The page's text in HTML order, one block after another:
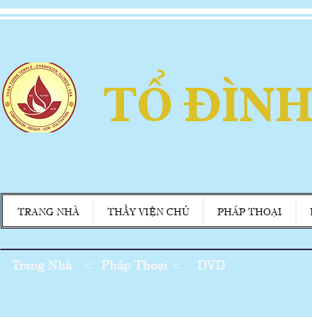
TỔ
TRANG NHÀ THẦY VIỆN CHỦ PHÁP THOẠI
Trang Nhà < Pháp Thoại < DVD